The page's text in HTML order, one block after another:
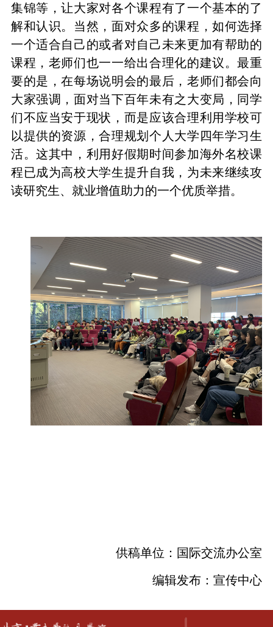
集锦等，让大家对各个课程有了一个基本的了
解和认识。当然，面对众多的课程，如何选择
一个适合自己的或者对自己未来更加有帮助的
课程，老师们也一一给出合理化的建议。最重
要的是，在每场说明会的最后，老师们都会向
大家强调，面对当下百年未有之大变局，同学
们不应当安于现状，而是应该合理利用学校可
以提供的资源，合理规划个人大学四年学习生
活。这其中，利用好假期时间参加海外名校课
程已成为高校大学生提升自我，为未来继续攻
读研究生、就业增值助力的一个优质举措。
供稿单位：国际交流办公室
编辑发布：宣传中心